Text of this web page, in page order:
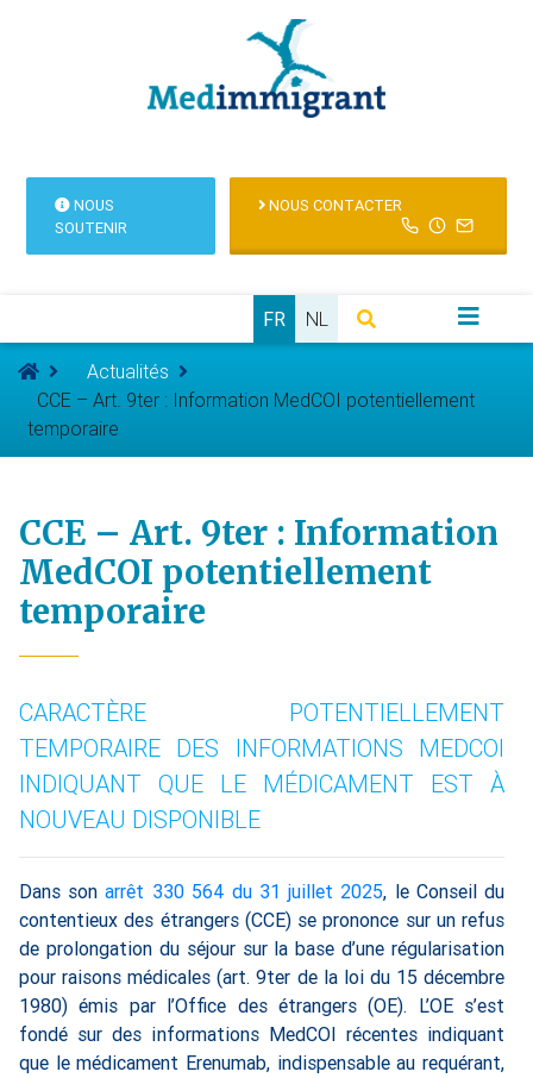
NOUS
SOUTENIR
NOUS CONTACTER
FR NL
Actualités
CCE – Art. 9ter : Information MedCOI potentiellement
temporaire
CCE – Art. 9ter : Information
MedCOI potentiellement
temporaire
CARACTÈRE POTENTIELLEMENT
TEMPORAIRE DES INFORMATIONS MEDCOI
INDIQUANT QUE LE MÉDICAMENT EST À
NOUVEAU DISPONIBLE
Dans sonarrêt 330 564 du 31 juillet 2025, le Conseil du
contentieux des étrangers (CCE) se prononce sur un refus
de prolongation du séjour sur la base d’une régularisation
pour raisons médicales (art. 9ter de la loi du 15 décembre
1980) émis par l’Office des étrangers (OE). L’OE s’est
fondé sur des informations MedCOI récentes indiquant
que le médicament Erenumab, indispensable au requérant,